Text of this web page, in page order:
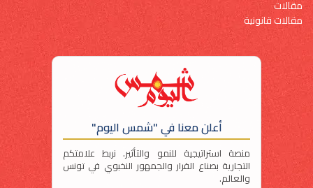
مقالات
مقالات قانونية
أعلن معنا في "شمس اليوم"
منصة استراتيجية للنمو والتأثير. نربط علامتكم
التجارية بصناع القرار والجمهور النخبوي في تونس
والعالم.